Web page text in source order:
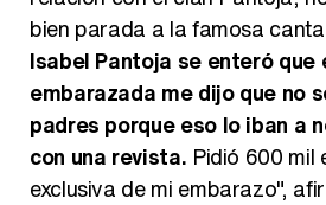
bien parada a la famosa
Isabel Pantoja se enteró que
embarazada me dijo que no
padres porque eso lo iban a
con una revista. Pidió 600 mil
exclusiva de mi embarazo",